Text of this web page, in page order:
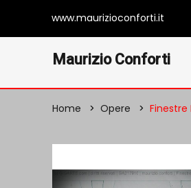
www.maurizioconforti.it
Maurizio Conforti
Home Opere Finestre